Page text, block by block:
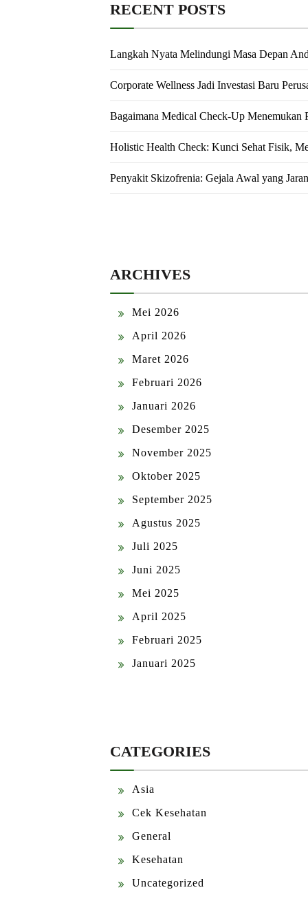
RECENT POSTS
Langkah Nyata Melindungi Masa Depan
Corporate Wellness Jadi Investasi Baru
Bagaimana Medical Check-Up Menemukan
Holistic Health Check: Kunci Sehat Fisik,
Penyakit Skizofrenia: Gejala Awal yang
ARCHIVES
Mei 2026
April 2026
Maret 2026
Februari 2026
Januari 2026
Desember 2025
November 2025
Oktober 2025
September 2025
Agustus 2025
Juli 2025
Juni 2025
Mei 2025
April 2025
Februari 2025
Januari 2025
CATEGORIES
Asia
Cek Kesehatan
General
Kesehatan
Uncategorized